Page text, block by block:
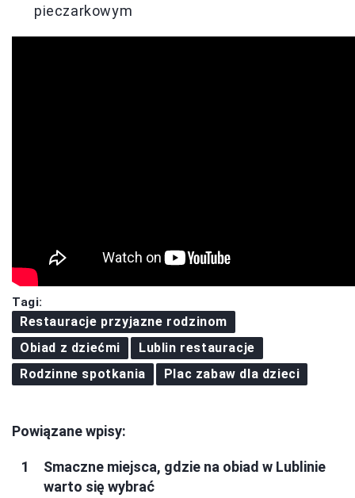
pieczarkowym
Tagi:
Restauracje przyjazne rodzinom
Obiad z dziećmi
Lublin restauracje
Rodzinne spotkania
Plac zabaw dla dzieci
Powiązane wpisy:
Smaczne miejsca, gdzie na obiad w Lublinie
warto się wybrać